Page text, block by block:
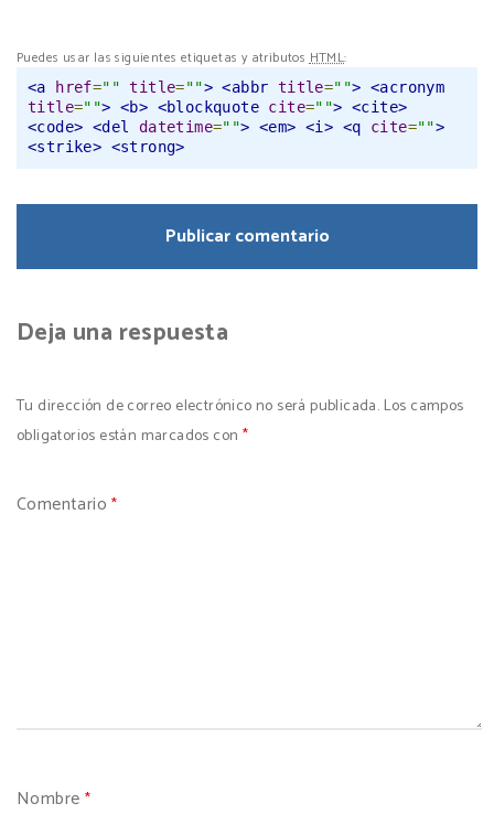
Puedes usar las siguientes etiquetas y atributosHTML:
<a href="" title=""> <abbr title=""> <acronym
title=""> <b> <blockquote cite=""> <cite>
<code> <del datetime=""> <em> <i> <q cite="">
<strike> <strong>
Deja una respuesta
Tu dirección de correo electrónico no será publicada. Los campos
obligatorios están marcados con *
Comentario*
Nombre *